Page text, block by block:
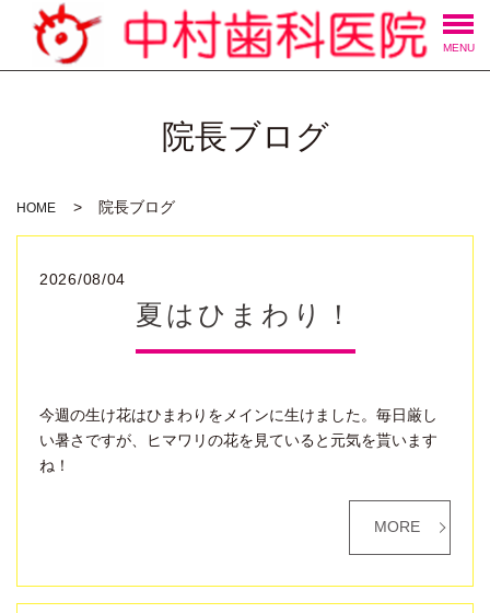
MENU
院長ブログ
HOME 院長ブログ
2026/08/04
夏はひまわり！
今週の生け花はひまわりをメインに生けました。毎日厳し
い暑さですが、ヒマワリの花を見ていると元気を貰います
ね！
MORE